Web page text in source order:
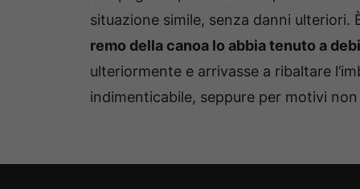
situazione simile, senza danni ulteriori.
remo della canoa lo abbia tenuto a
ulteriormente e arrivasse a ribaltare
indimenticabile, seppure per motivi